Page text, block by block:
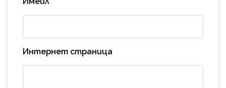
Интернет страница